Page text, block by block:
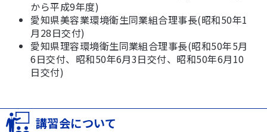
から平成9年度)
愛知県美容業環境衛生同業組合理事長(昭和50年1
月28日交付)
愛知県理容環境衛生同業組合理事長(昭和50年5月
6日交付、昭和50年6月3日交付、昭和50年6月10
日交付)
講習会について